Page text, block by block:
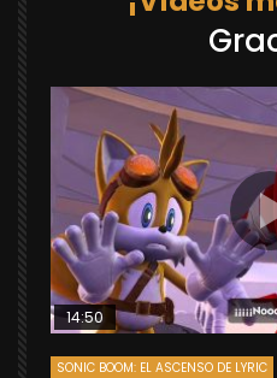
14:50
SONIC BOOM: EL ASCENSO DE LYRIC